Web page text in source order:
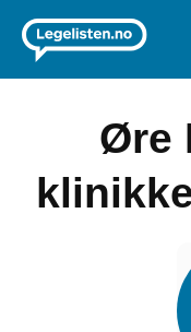
Øre